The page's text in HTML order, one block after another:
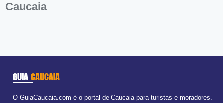
Caucaia
GUIA CAUCAIA
O GuiaCaucaia.com é o portal de Caucaia para turistas e moradores.